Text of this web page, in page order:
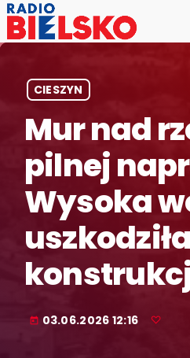
CIESZYN
Mur nad
pilnej
Wysoka
uszkodziła
today 03.06.2026 12:16